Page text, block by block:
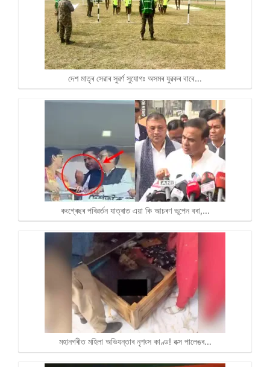
দেশ মাতৃৰ সেৱাৰ সুৱৰ্ণ সুযোগঃ অসমৰ যুৱকৰ বাবে…
কংগ্ৰেছৰ পৰিৱৰ্তন যাত্ৰাত এয়া কি আচৰণ ভূপেন বৰা,…
মহানগৰীত মহিলা অভিযন্তাৰ নৃশংস কাণ্ড! বক্স পালেঙৰ…